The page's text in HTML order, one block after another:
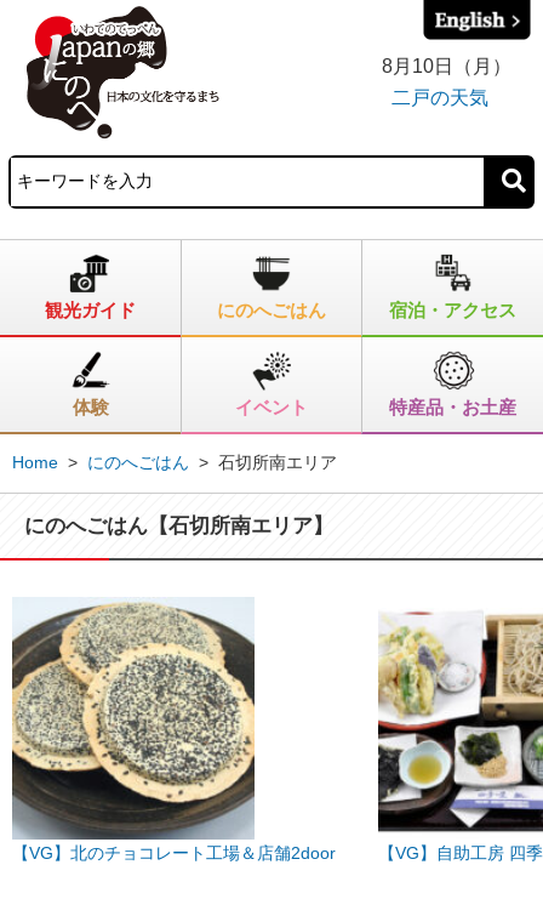
8月10日（月）
二戸の天気
観光ガイド にのへごはん 宿泊・アクセス
体験 イベント 特産品・お土産
Home > にのへごはん > 石切所南エリア
にのへごはん【石切所南エリア】
【VG】北のチョコレート工場＆店舗2door 【VG】自助工房 四